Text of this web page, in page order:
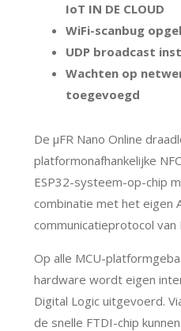
IoT IN DE CLOUD
WiFi-scanbug
UDP broadcast
Wachten op
toegevoegd
De μFR Nano Online
platformonafhankelijke
ESP32-systeem-op-chip
combinatie met het eigen
communicatieprotocol van
Op alle MCU-
hardware wordt eigen
Digital Logic uitgevoerd.
de snelle FTDI-chip